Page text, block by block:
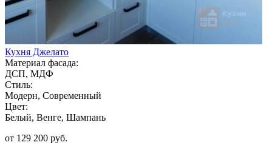
Кухня Джелато
Материал фасада:
ДСП, МДФ
Стиль:
Модерн, Современный
Цвет:
Белый, Венге, Шампань
от 129 200 руб.